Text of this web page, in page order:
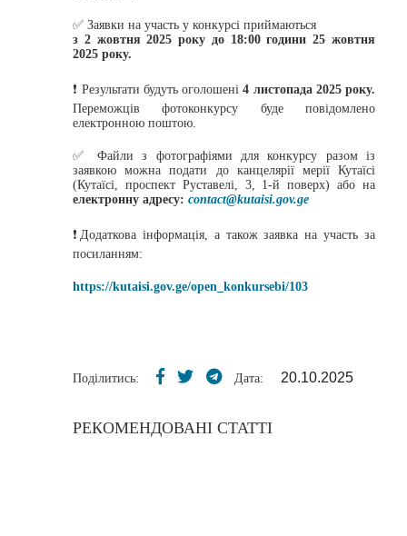
✅️ Заявки на участь у конкурсі приймаються
з 2 жовтня 2025 року до 18:00 години 25 жовтня
2025 року.
❗️ Результати будуть оголошені4 листопада 2025 року.
Переможців фотоконкурсу буде повідомлено
електронною поштою.
✅️ Файли з фотографіями для конкурсу разом із
заявкою можна подати до канцелярії мерії Кутаїсі
(Кутаїсі, проспект Руставелі, 3, 1-й поверх) або на
електронну адресу: contact@kutaisi.gov.ge
❗️Додаткова інформація, а також заявка на участь за
посиланням:
https://kutaisi.gov.ge/open_konkursebi/103
Поділитись: Дата: 20.10.2025
РЕКОМЕНДОВАНІ СТАТТІ